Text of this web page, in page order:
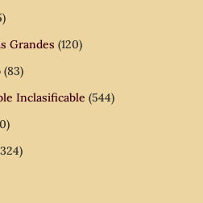
Grandes (120)
(83)
Inclasificable (544)